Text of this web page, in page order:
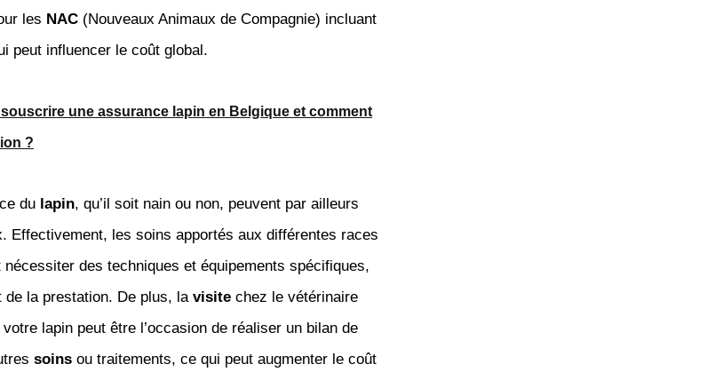
les NAC(Nouveaux Animaux de Compagnie) incluant
peut influencer le coût global.
une assurance lapin en Belgique et comment
?
du lapin, qu’il soit nain ou non, peuvent par ailleurs
Effectivement, les soins apportés aux différentes races
nécessiter des techniques et équipements spécifiques,
la prestation. De plus, la visitechez le vétérinaire
lapin peut être l’occasion de réaliser un bilan de
soinsou traitements, ce qui peut augmenter le coût